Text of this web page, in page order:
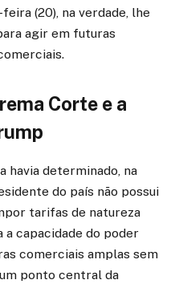
(20), na verdade, lhe
agir em futuras
Corte e a
havia determinado, na
do país não possui
tarifas de natureza
capacidade do poder
comerciais amplas sem
ponto central da